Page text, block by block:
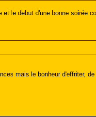
le debut d'une bonne soirée
mais le bonheur d'effriter,